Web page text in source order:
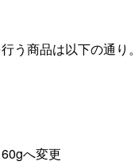
う商品は以下の通り。
へ変更